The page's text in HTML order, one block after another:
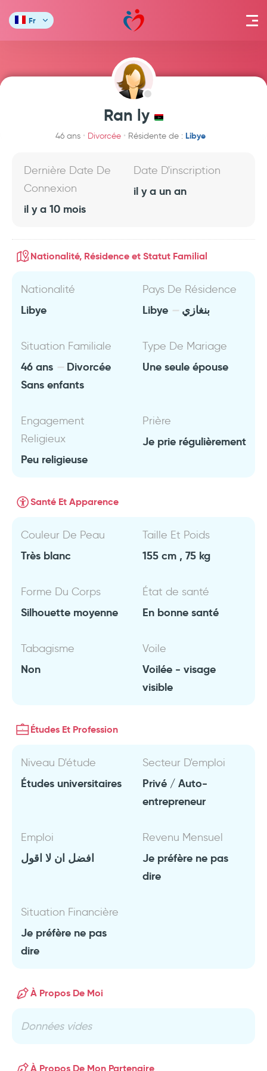
Fr
Ran ly
46 ans Divorcée Résidente de : Libye
Dernière Date De
Connexion
il y a 10 mois
Date D'inscription
il y a un an
Nationalité, Résidence et Statut Familial
Nationalité
Libye
Pays De Résidence
Libye بنغازي
Situation Familiale
46 ans
Divorcée
Sans enfants
Type De Mariage
Une seule épouse
Engagement
Religieux
Peu religieuse
Prière
Je prie régulièrement
Santé Et Apparence
Couleur De Peau
Très blanc
Taille Et Poids
155 cm , 75 kg
Forme Du Corps
Silhouette moyenne
État de santé
En bonne santé
Tabagisme
Non
Voile
Voilée - visage
visible
Études Et Profession
Niveau D'étude
Études universitaires
Secteur D'emploi
Privé / Auto-
entrepreneur
Emploi
افضل ان لا اقول
Revenu Mensuel
Je préfère ne pas
dire
Situation Financière
Je préfère ne pas
dire
À Propos De Moi
Données vides
À Propos De Mon Partenaire